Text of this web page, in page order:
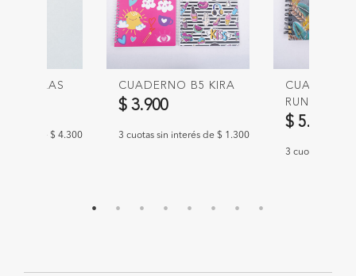
PERLAS
interés de $ 4.300
CUADERNO B5 KIRA
$ 3.900
3 cuotas sin interés de $ 1.300
RUNA
$ 5.900
3 cuotas sin